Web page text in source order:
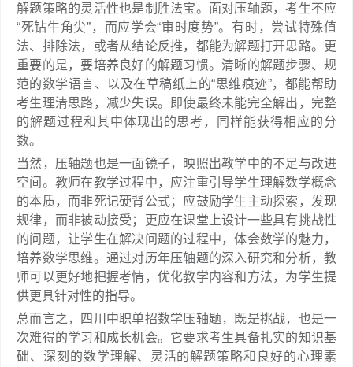
解题策略的灵活性也是制胜法宝。面对压轴题，考生不应
“死钻牛角尖”，而应学会“审时度势”。有时，尝试特殊值
法、排除法，或者从结论反推，都能为解题打开思路。更
重要的是，要培养良好的解题习惯。清晰的解题步骤、规
范的数学语言、以及在草稿纸上的“思维痕迹”，都能帮助
考生理清思路，减少失误。即使最终未能完全解出，完整
的解题过程和其中体现出的思考，同样能获得相应的分
数。
当然，压轴题也是一面镜子，映照出教学中的不足与改进
空间。教师在教学过程中，应注重引导学生理解数学概念
的本质，而非死记硬背公式；应鼓励学生主动探索，发现
规律，而非被动接受；更应在课堂上设计一些具有挑战性
的问题，让学生在解决问题的过程中，体会数学的魅力，
培养数学思维。通过对历年压轴题的深入研究和分析，教
师可以更好地把握考情，优化教学内容和方法，为学生提
供更具针对性的指导。
总而言之，四川中职单招数学压轴题，既是挑战，也是一
次难得的学习和成长机会。它要求考生具备扎实的知识基
础、深刻的数学理解、灵活的解题策略和良好的心理素